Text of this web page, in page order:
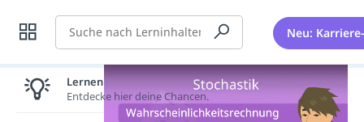
Suche Neu:
Lernen lohnt sich!
Entdecke hier deine Chancen.